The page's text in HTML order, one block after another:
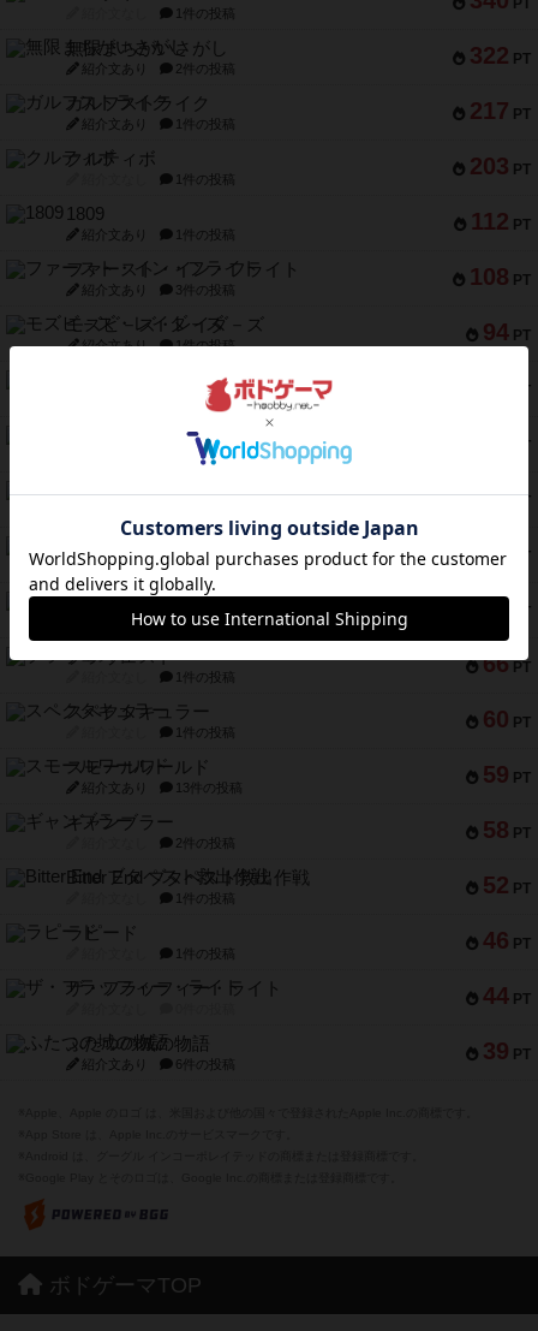
PT
1件の投稿
322 PT
無限まちがいさがし
紹介文あり 2件の投稿
217 PT
ガルフストライク
紹介文あり 1件の投稿
203 PT
クルティボ
1件の投稿
112 PT
1809
紹介文あり 1件の投稿
108 PT
ファースト・イン・フライト
紹介文あり 3件の投稿
94 PT
モズビ－ズ・レイダ－ズ
紹介文あり 1件の投稿
PT
2件の投稿
PT
2件の投稿
75 PT
宵と暁の呪文書
73 PT
紹介文あり 9件の投稿
73 PT
アマナイト
紹介文なし 1件の投稿
66 PT
ブラヴェスト
1件の投稿
60 PT
スペクタキュラー
1件の投稿
59 PT
スモールワールド
紹介文あり 13件の投稿
58 PT
ギャンブラー
2件の投稿
52 PT
Bitter End ブタペスト救出作戦
1件の投稿
46 PT
ラピード
1件の投稿
44 PT
ザ・フラッフィー・ライト
39 PT
ふたつの城の物語
紹介文あり 6件の投稿
ボドゲーマTOP